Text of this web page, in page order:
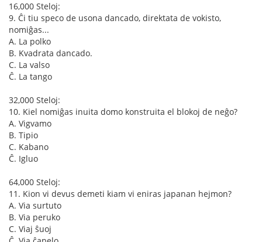
16,000 Steloj:
9. Ĉi tiu speco de usona dancado, direktata de vokisto,
nomiĝas...
A. La polko
B. Kvadrata dancado.
C. La valso
Ĉ. La tango
32,000 Steloj:
10. Kiel nomiĝas inuita domo konstruita el blokoj de neĝo?
A. Vigvamo
B. Tipio
C. Kabano
Ĉ. Igluo
64,000 Steloj:
11. Kion vi devus demeti kiam vi eniras japanan hejmon?
A. Via surtuto
B. Via peruko
C. Viaj ŝuoj